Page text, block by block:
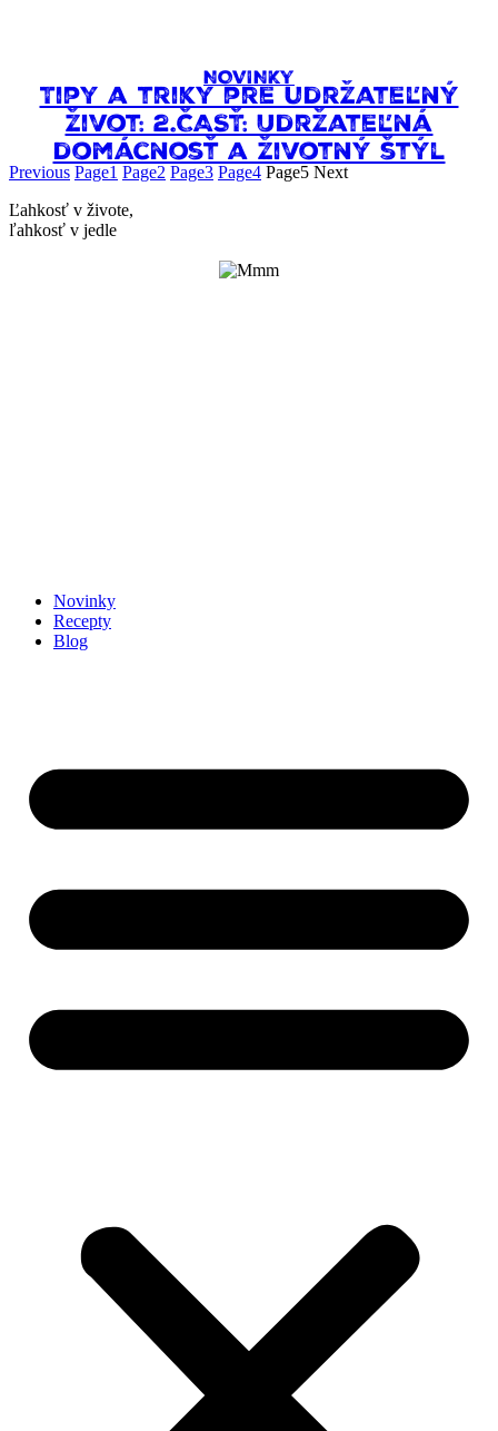
NOVINKY
Tipy a triky pre udržateľný
život: 2.ČASŤ: Udržateľná
domácnosť a životný štýl
Previous Page1 Page2 Page3 Page4 Page5 Next
Ľahkosť v živote,
ľahkosť v jedle
Novinky
Recepty
Blog